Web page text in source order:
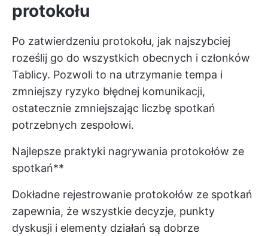
protokołu
Po zatwierdzeniu protokołu, jak najszybciej
roześlij go do wszystkich obecnych i członków
Tablicy. Pozwoli to na utrzymanie tempa i
zmniejszy ryzyko błędnej komunikacji,
ostatecznie zmniejszając liczbę spotkań
potrzebnych zespołowi.
Najlepsze praktyki nagrywania protokołów ze
spotkań**
Dokładne rejestrowanie protokołów ze spotkań
zapewnia, że wszystkie decyzje, punkty
dyskusji i elementy działań są dobrze